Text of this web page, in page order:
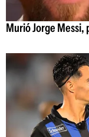
Murió Jorge Messi,